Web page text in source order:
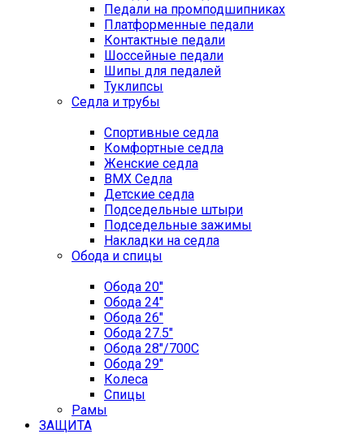
Педали на промподшипниках
Платформенные педали
Контактные педали
Шоссейные педали
Шипы для педалей
Туклипсы
Седла и трубы
Спортивные седла
Комфортные седла
Женские седла
BMX Седла
Детские седла
Подседельные штыри
Подседельные зажимы
Накладки на седла
Обода и спицы
Обода 20"
Обода 24"
Обода 26"
Обода 27.5"
Обода 28"/700C
Обода 29"
Колеса
Спицы
Рамы
ЗАЩИТА